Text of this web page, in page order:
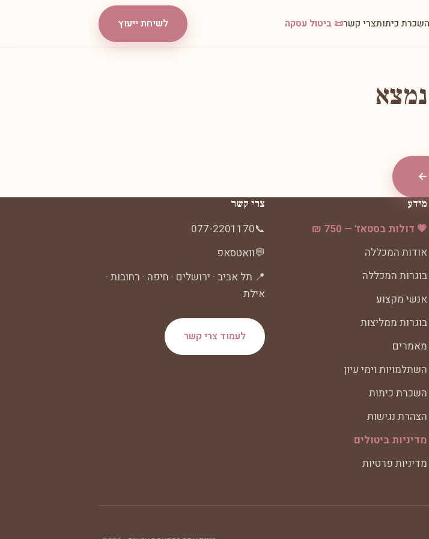
השכרת כיתותצרי קשר📜 ביטול עסקה לשיחת ייעוץ
←
מידע
💗 דולות בסטאז' — 750 ₪
אודות המכללה
בוגרות המכללה
אנשי מקצוע
בוגרות ממליצות
מאמרים
השתלמויות וימי עיון
השכרת כיתות
הצהרת נגישות
מדיניות ביטולים
מדיניות פרטיות
צרי קשר
📞
077-2201170
💬וואטסאפ
📍 תל אביב · ירושלים · חיפה · רחובות ·
אילת
לעמוד צרי קשר